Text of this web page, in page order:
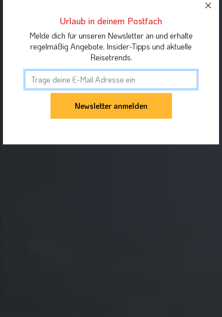
Urlaub in deinem Postfach
Melde dich für unseren Newsletter an und erhalte
regelmäßig Angebote, Insider-Tipps und aktuelle
Reisetrends.